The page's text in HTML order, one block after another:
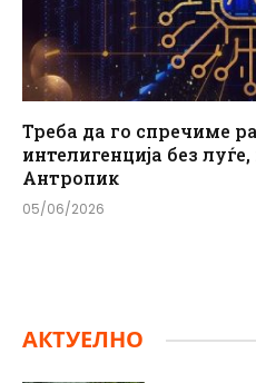
Треба да го спречиме
интелигенција без
Антропик
05/06/2026
АКТУЕЛНО